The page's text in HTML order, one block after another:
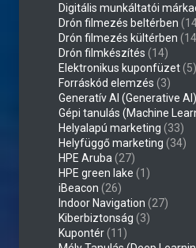
Digitális munkáltatói
Drón filmezés beltérben
Drón filmezés kültérben
Drón filmkészítés (14)
Elektronikus kuponfüzet(5)
Forráskód elemzés (3)
Generatív AI (Generative AI)
Gépi tanulás (Machine
Helyalapú marketing (33)
Helyfüggő marketing (34)
HPE Aruba (27)
HPE green lake (1)
iBeacon (26)
Indoor Navigation (27)
Kiberbiztonság (3)
Kupontér(11)